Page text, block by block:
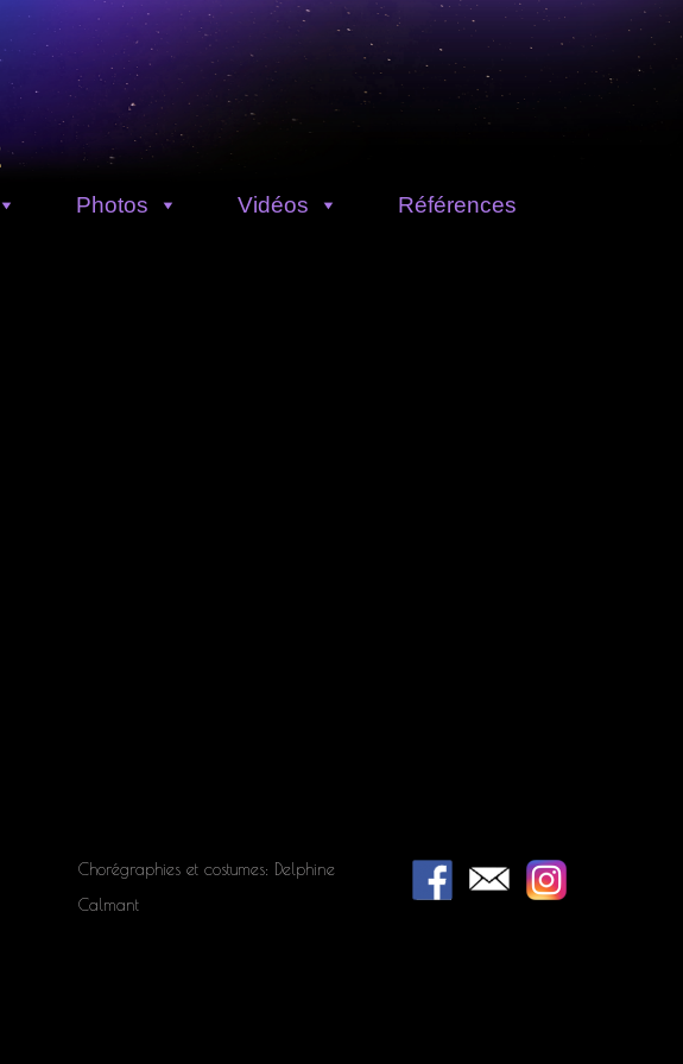
Photos Vidéos Références
Chorégraphies et costumes: Delphine
Calmant